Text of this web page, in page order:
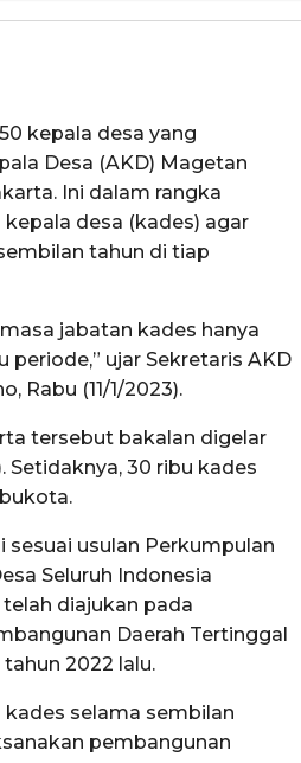
kepala desa yang
Desa (AKD) Magetan
Ini dalam rangka
desa (kades) agar
tahun di tiap
jabatan kades hanya
periode,” ujar Sekretaris AKD
Rabu (11/1/2023).
tersebut bakalan digelar
Setidaknya, 30 ribu kades
sesuai usulan Perkumpulan
Seluruh Indonesia
diajukan pada
Daerah Tertinggal
2022 lalu.
selama sembilan
pembangunan